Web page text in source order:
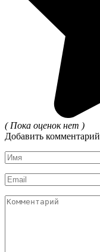
( Пока оценок нет )
Добавить комментарий
Имя
*
Email
*
Комментарий